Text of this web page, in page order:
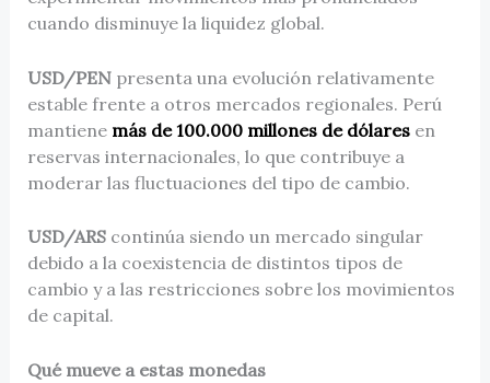
cuando disminuye la liquidez global.
USD/PENpresenta una evolución relativamente
estable frente a otros mercados regionales. Perú
mantiene más de 100.000 millones de dólaresen
reservas internacionales, lo que contribuye a
moderar las fluctuaciones del tipo de cambio.
USD/ARScontinúa siendo un mercado singular
debido a la coexistencia de distintos tipos de
cambio y a las restricciones sobre los movimientos
de capital.
Qué mueve a estas monedas